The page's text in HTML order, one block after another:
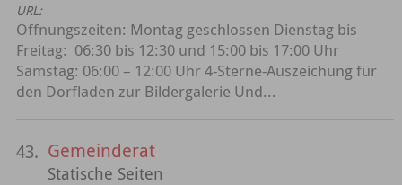
URL:
Öffnungszeiten: Montag geschlossen Dienstag bis
Freitag: 06:30 bis 12:30 und 15:00 bis 17:00 Uhr
Samstag: 06:00 – 12:00 Uhr 4-Sterne-Auszeichung für
den Dorfladen zur Bildergalerie Und...
43. Gemeinderat
Statische Seiten